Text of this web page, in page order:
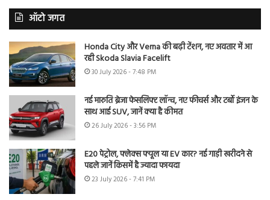
ऑटो जगत
Honda City और Verna की बढ़ी टेंशन, नए अवतार में आ
रही Skoda Slavia Facelift
30 July 2026 - 7:48 PM
नई मारुति ब्रेजा फेसलिफ्ट लॉन्च, नए फीचर्स और टर्बो इंजन के
साथ आई SUV, जानें क्या है कीमत
26 July 2026 - 3:56 PM
E20 पेट्रोल, फ्लेक्स फ्यूल या EV कार? नई गाड़ी खरीदने से
पहले जानें किसमें है ज्यादा फायदा
23 July 2026 - 7:41 PM